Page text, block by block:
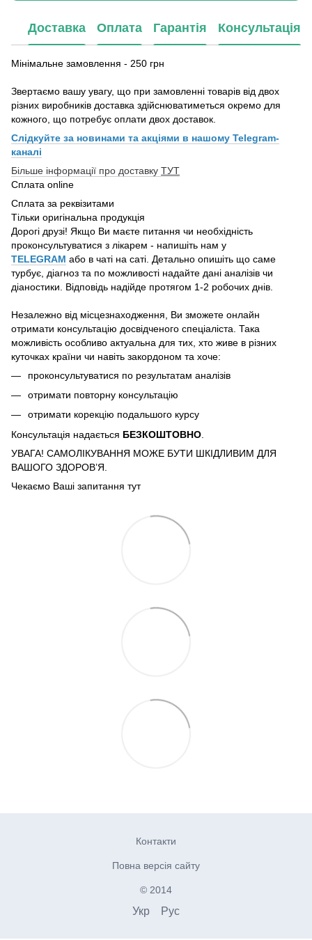
Доставка Оплата Гарантія Консультація
Мінімальне замовлення - 250 грн
Звертаємо вашу увагу, що при замовленні товарів від двох
різних виробників доставка здійснюватиметься окремо для
кожного, що потребує оплати двох доставок.
Слідкуйте за новинами та акціями в нашому Telegram-
каналі
Більше інформації про доставку ТУТ
Сплата online
Сплата за реквізитами
Тільки оригінальна продукція
Дорогі друзі! Якщо Ви маєте питання чи необхідність
проконсультуватися з лікарем - напишіть нам у
TELEGRAM або в чаті на саті. Детально опишіть що саме
турбує, діагноз та по можливості надайте дані аналізів чи
діаностики. Відповідь надійде протягом 1-2 робочих днів.
Незалежно від місцезнаходження, Ви зможете онлайн
отримати консультацію досвідченого спеціаліста. Така
можливість особливо актуальна для тих, хто живе в різних
куточках країни чи навіть закордоном та хоче:
проконсультуватися по результатам аналізів
отримати повторну консультацію
отримати корекцію подальшого курсу
Консультація надається БЕЗКОШТОВНО
УВАГА! САМОЛІКУВАННЯ МОЖЕ БУТИ ШКІДЛИВИМ ДЛЯ
ВАШОГО ЗДОРОВ’Я.
Чекаємо Ваші запитання тут
Контакти
Повна версія сайту
© 2014
Укр Рус